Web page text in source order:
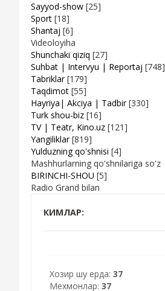
Sayyod-show [25]
Sport [18]
Shantaj [6]
Videoloyiha
Shunchaki qiziq [27]
Suhbat | Intervyu | Reportaj [748]
Tabriklar [179]
Taqdimot [55]
Hayriya| Akciya | Tadbir [330]
Turk shou-biz [16]
TV | Teatr, Kino.uz [121]
Yangiliklar [819]
Yulduzning qo'shnisi [4]
Mashhurlarning qo'shnilariga so'z
BIRINCHI-SHOU [5]
Radio Grand bilan
КИМЛАР:
Хозир шу ерда: 37
Мехмонлар: 37